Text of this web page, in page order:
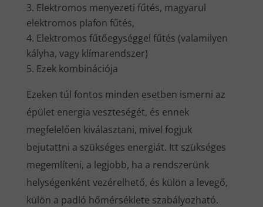
Elektromos menyezeti fűtés, magyarul
elektromos plafon fűtés,
Elektromos fűtőegységgel fűtés (valamilyen
kályha, vagy klímarendszer)
Ezek kombinációja
Ezeken túl fontos minden esetben ismerni az
épület energia veszteségét, és ennek
megfelelően kiválasztani, mivel fogjuk
bejutattni a szükséges energiát. Itt szükséges
megemlíteni, a legjobb, ha a rendszerünk
helységenként vezérelhető, és külön a levegő,
külön a padló hőmérséklete szabályozható.